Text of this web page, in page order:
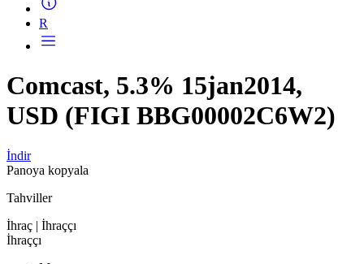
R
Comcast, 5.3% 15jan2014,
USD (FIGI BBG00002C6W2)
İndir
Panoya kopyala
Tahviller
İhraç | İhraççı
İhraççı